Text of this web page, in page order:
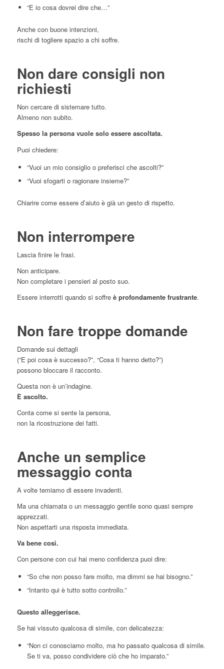
“E io cosa dovrei dire che…”
Anche con buone intenzioni,
rischi di togliere spazio a chi soffre.
Non dare consigli non
richiesti
Non cercare di sistemare tutto.
Almeno non subito.
Spesso la persona vuole solo essere ascoltata.
Puoi chiedere:
“Vuoi un mio consiglio o preferisci che ascolti?”
“Vuoi sfogarti o ragionare insieme?”
Chiarire come essere d’aiuto è già un gesto di rispetto.
Non interrompere
Lascia finire le frasi.
Non anticipare.
Non completare i pensieri al posto suo.
Essere interrotti quando si soffre è profondamente frustrante.
Non fare troppe domande
Domande sui dettagli
(“E poi cosa è successo?”, “Cosa ti hanno detto?”)
possono bloccare il racconto.
Questa non è un’indagine.
È ascolto.
Conta come si sente la persona,
non la ricostruzione dei fatti.
Anche un semplice
messaggio conta
A volte temiamo di essere invadenti.
Ma una chiamata o un messaggio gentile sono quasi sempre
apprezzati.
Non aspettarti una risposta immediata.
Va bene così.
Con persone con cui hai meno confidenza puoi dire:
“So che non posso fare molto, ma dimmi se hai bisogno.”
“Intanto qui è tutto sotto controllo.”
Questo alleggerisce.
Se hai vissuto qualcosa di simile, con delicatezza:
“Non ci conosciamo molto, ma ho passato qualcosa di simile.
Se ti va, posso condividere ciò che ho imparato.”